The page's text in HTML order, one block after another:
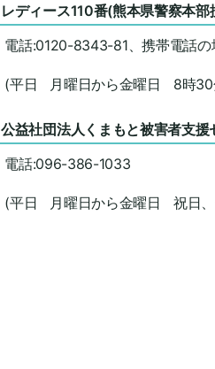
レディース110番(熊本県警察本部
電話:0120-8343-81、携帯電話
(平日 月曜日から金曜日 8時30
公益社団法人くまもと被害者支援
電話:096-386-1033
(平日 月曜日から金曜日 祝日、